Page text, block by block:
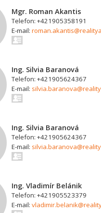
Mgr. Roman Akantis
Telefon: +421905358191
E-mail:
Ing. Silvia Baranová
Telefon: +421905624367
E-mail:
Ing. Silvia Baranová
Telefon: +421905624367
E-mail:
Ing. Vladimír Belánik
Telefon: +421905523379
E-mail: